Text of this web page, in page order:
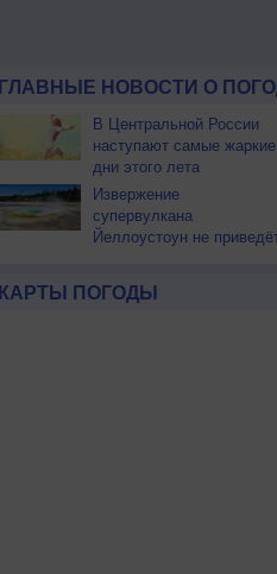
ГЛАВНЫЕ НОВОСТИ О
В Центральной России
наступают самые жаркие
дни этого лета
Извержение
супервулкана
Йеллоустоун не
КАРТЫ ПОГОДЫ